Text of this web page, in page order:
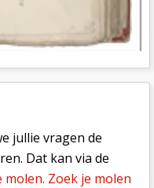
jullie vragen de
Dat kan via de
molen. Zoek je molen